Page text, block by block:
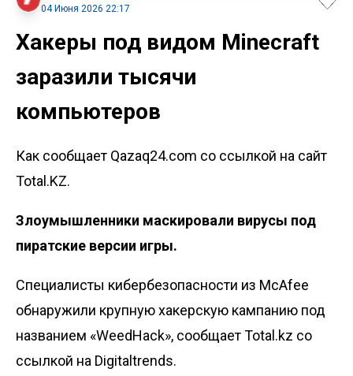
04 Июня 2026 22:17
Хакеры под видом Minecraft
заразили тысячи
компьютеров
Как сообщает Qazaq24.com со ссылкой на сайт
Total.KZ.
Злоумышленники маскировали вирусы под
пиратские версии игры.
Специалисты кибербезопасности из McAfee
обнаружили крупную хакерскую кампанию под
названием «WeedHack», сообщает Total.kz со
ссылкой на Digitaltrends.